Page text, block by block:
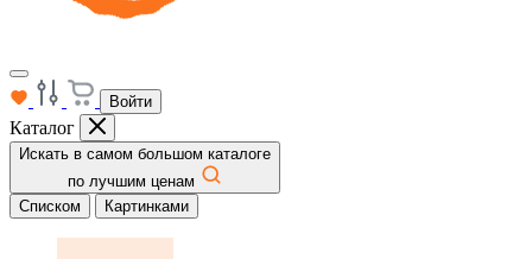
Войти
Каталог
Искать в самом большом каталоге
по лучшим ценам
Списком
Картинками